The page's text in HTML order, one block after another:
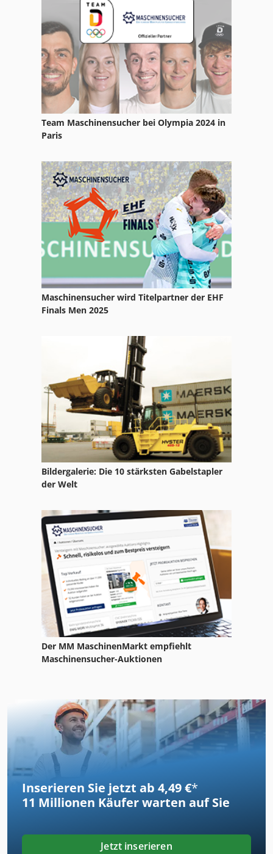
Claas Volto 770
Claas Volto 870
Claas Volto 870 T
Team Maschinensucher bei Olympia 2024 in
Paris
Maschinensucher wird Titelpartner der EHF
Finals Men 2025
Bildergalerie: Die 10 stärksten Gabelstapler
der Welt
Der MM MaschinenMarkt empfiehlt
Maschinensucher-Auktionen
Inserieren Sie jetzt ab 4,49 €*
11 Millionen Käufer warten auf Sie
Jetzt inserieren